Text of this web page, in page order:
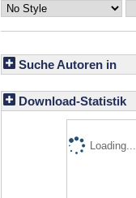
Suche Autoren in
Download-Statistik
Loading...